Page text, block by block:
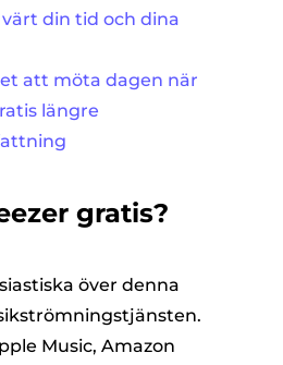
värt din tid och dina
att möta dagen när
längre
gratis?
över denna
Music, Amazon